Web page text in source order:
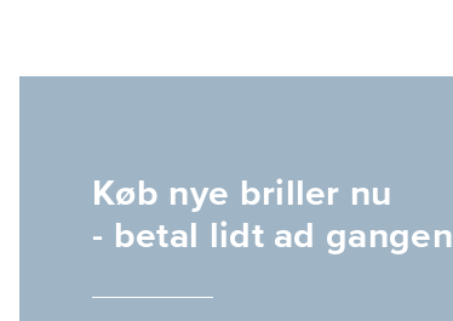
Køb nye briller nu
- betal lidt ad gangen